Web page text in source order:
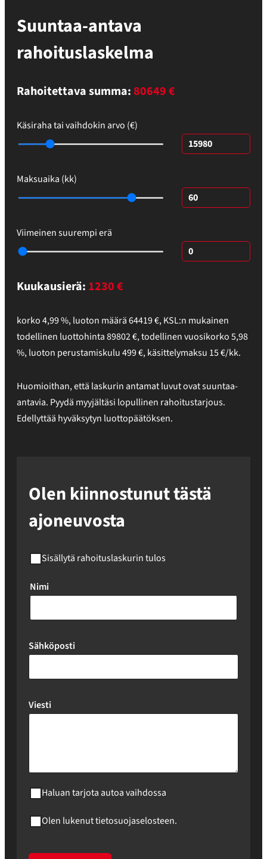
Suuntaa-antava
rahoituslaskelma
Rahoitettava summa: 80649 €
Käsiraha tai vaihdokin arvo (€)
Maksuaika (kk)
Viimeinen suurempi erä
Kuukausierä: 1230€
korko4,99%,luoton määrä64419€,KSL:n mukainen
todellinen luottohinta89802€,todellinen vuosikorko5,98
%, luoton perustamiskulu499€, käsittelymaksu 15€/kk.
Huomioithan, että laskurin antamat luvut ovat suuntaa-
antavia. Pyydä myyjältäsi lopullinen rahoitustarjous.
Edellyttää hyväksytyn luottopäätöksen.
Olen kiinnostunut tästä
ajoneuvosta
Sisällytä rahoituslaskurin tulos
Nimi
Sähköposti
Viesti
Haluan tarjota autoa vaihdossa
Olen lukenut tietosuojaselosteen.